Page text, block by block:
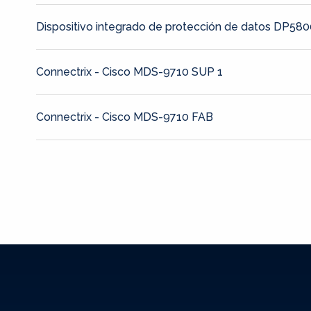
Dispositivo integrado de protección de datos
Connectrix - Cisco MDS-9710 SUP 1
Connectrix - Cisco MDS-9710 FAB